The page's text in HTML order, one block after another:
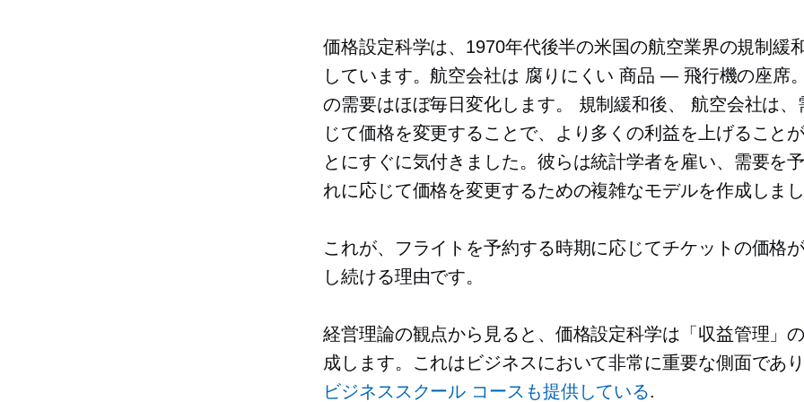
価格設定科学は、1970年代後半の米国の航空業界の規制緩
しています。航空会社は 腐りにくい 商品 — 飛行機の座席
の需要はほぼ毎日変化します。 規制緩和後、
航空会社は、
じて価格を変更することで、より多くの利益を上げること
とにすぐに気付きました。彼らは統計学者を雇い、需要を
れに応じて価格を変更するための複雑なモデルを作成しま
これが、フライトを予約する時期に応じてチケットの価格
し続ける理由です。
経営理論の観点から見ると、価格設定科学は「収益管理」
成します。これはビジネスにおいて非常に重要な側面であ
ビジネススクール コースも提供している.